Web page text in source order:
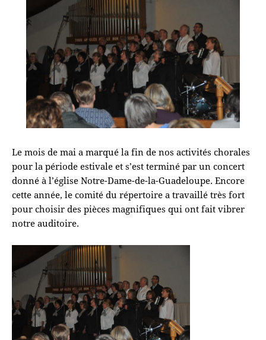
Le mois de mai a marqué la fin de nos activités chorales
pour la période estivale et s’est terminé par un concert
donné à l’église Notre-Dame-de-la-Guadeloupe. Encore
cette année, le comité du répertoire a travaillé très fort
pour choisir des pièces magnifiques qui ont fait vibrer
notre auditoire.